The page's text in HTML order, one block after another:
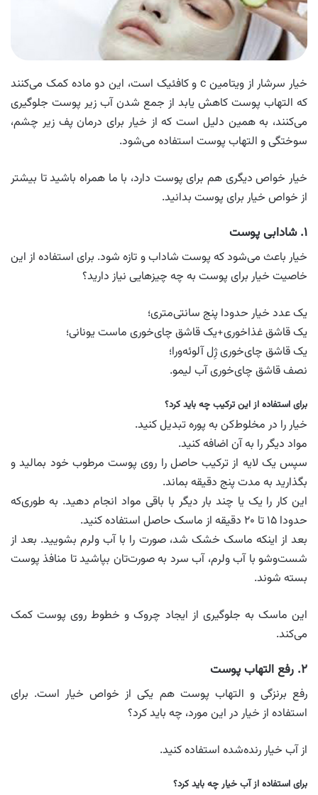
خیار سرشار از ویتامین c و کافئیک است، این دو ماده کمک می‌کنند
که التهاب پوست کاهش یابد از جمع شدن آب زیر پوست جلوگیری
می‌کنند، به همین دلیل است که از خیار برای درمان پف زیر چشم،
سوختگی و التهاب پوست استفاده می‌شود.
خیار خواص دیگری هم برای پوست دارد، با ما همراه باشید تا بیشتر
از خواص خیار برای پوست بدانید.
۱. شادابی پوست
خیار باعث می‌شود که پوست شاداب و تازه شود. برای استفاده از این
خاصیت خیار برای پوست به چه چیزهایی نیاز دارید؟
یک عدد خیار حدودا پنج سانتی‌متری؛
یک قاشق غذاخوری+یک قاشق چای‌خوری ماست یونانی؛
یک قاشق چای‌خوری ژِل آلوئه‌ورا؛
نصف قاشق چای‌خوری آب لیمو.
برای استفاده از این ترکیب چه باید کرد؟
خیار را در مخلوط‌کن به پوره تبدیل کنید.
مواد دیگر را به آن اضافه کنید.
سپس یک لایه از ترکیب حاصل را روی پوست مرطوب خود بمالید و
بگذارید به‌ مدت پنج دقیقه بماند.
این کار را یک یا چند بار دیگر با باقی مواد انجام دهید. به طوری‌که
حدودا ۱۵ تا ۲۰ دقیقه از ماسک حاصل استفاده کنید.
بعد از اینکه ماسک خشک شد، صورت را با آب ولرم بشویید. بعد از
شست‌وشو با آب ولرم، آب سرد به صورت‌تان بپاشید تا منافذ پوست
بسته شوند.
این ماسک به جلوگیری از ایجاد چروک و خطوط روی پوست کمک
می‌کند.
۲. رفع التهاب پوست
رفع برنزگی و التهاب پوست هم یکی از خواص خیار است. برای
استفاده از خیار در این مورد، چه باید کرد؟
از آب خیار رنده‌شده استفاده کنید.
برای استفاده از آب خیار چه باید کرد؟